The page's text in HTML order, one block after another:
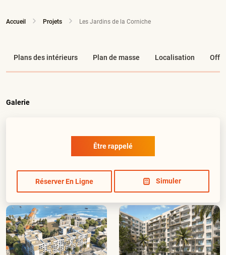
Accueil Projets Les Jardins de la Corniche
Plans des intérieurs Plan de masse Localisation
Galerie
être rappelé
Réserver En Ligne Simuler